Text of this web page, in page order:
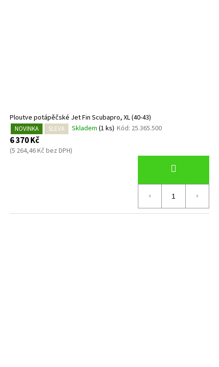
Ploutve potápěčské Jet Fin Scubapro, XL (40-43)
NOVINKA SLEVA Skladem (1 ks) Kód: 25.365.500
6 370 Kč
(5 264,46 Kč bez DPH)